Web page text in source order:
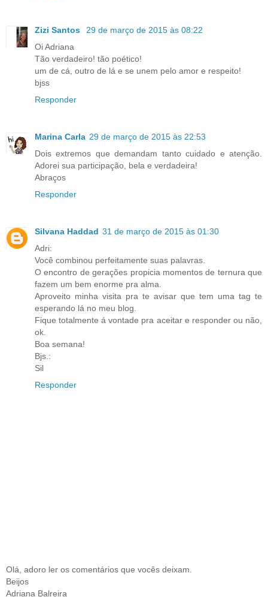
Zizi Santos
29 de março de 2015 às 08:22
Oi Adriana
Tão verdadeiro! tão poético!
um de cá, outro de lá e se unem pelo amor e respeito!
bjss
Responder
Marina Carla 29 de março de 2015 às 22:53
Dois extremos que demandam tanto cuidado e atenção.
Adorei sua participação, bela e verdadeira!
Abraços
Responder
Silvana Haddad 31 de março de 2015 às 01:30
Adri:
Você combinou perfeitamente suas palavras.
O encontro de gerações propicia momentos de ternura que
fazem um bem enorme pra alma.
Aproveito minha visita pra te avisar que tem uma tag te
esperando lá no meu blog.
Fique totalmente á vontade pra aceitar e responder ou não,
ok.
Boa semana!
Bjs.:
Sil
Responder
Olá, adoro ler os comentários que vocês deixam.
Beijos
Adriana Balreira